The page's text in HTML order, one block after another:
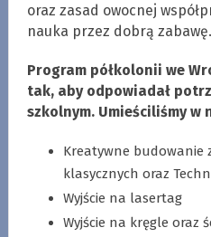
oraz zasad owocnej
nauka przez dobrą zabawę.
Program półkolonii we
tak, aby odpowiadał
szkolnym. Umieściliśmy w
Kreatywne budowanie
klasycznych oraz
Wyjście na lasertag
Wyjście na kręgle oraz